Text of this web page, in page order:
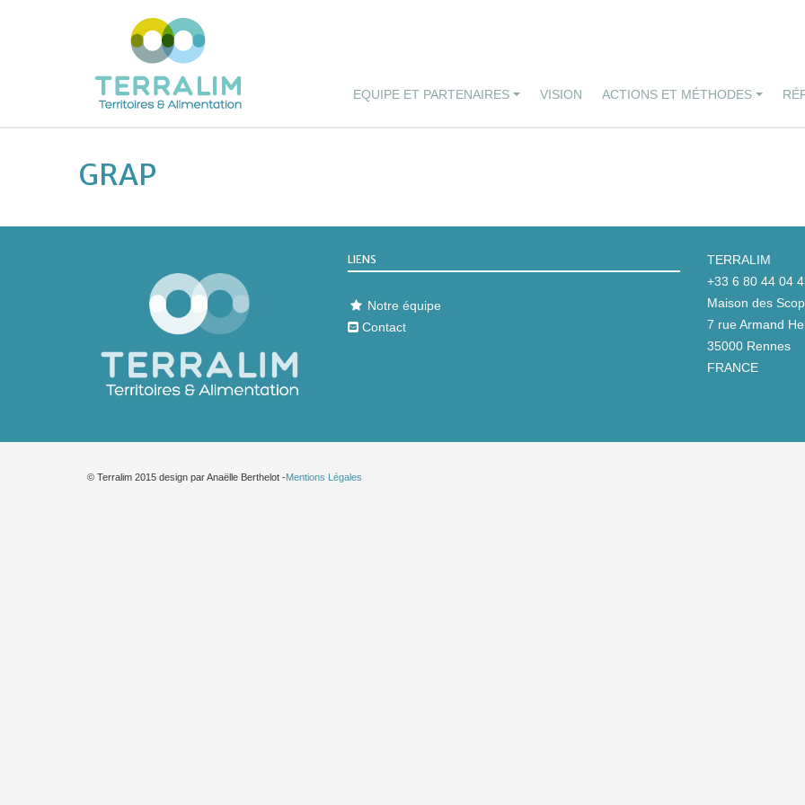
EQUIPE ET PARTENAIRES VISION ACTIONS ET MÉTHODES
GRAP
LIENS
Notre équipe
Contact
TERRALIM
+33 6 80 44 04
Maison des
7 rue Armand
35000 Rennes
FRANCE
© Terralim 2015 design par Anaëlle Berthelot -Mentions Légales